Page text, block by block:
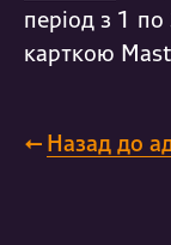
період з 1 по
карткою
← Назад до